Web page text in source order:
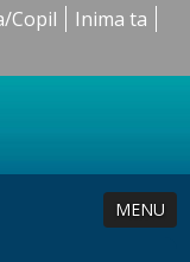
Copil
Inima ta
MENU